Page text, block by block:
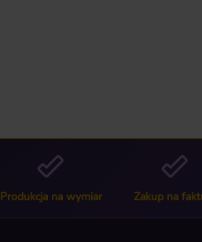
Produkcja na wymiar Zakup na